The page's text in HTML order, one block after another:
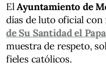
ElAyuntamiento de
días de luto oficial
de Su Santidad el
muestra de respeto,
fieles católicos.